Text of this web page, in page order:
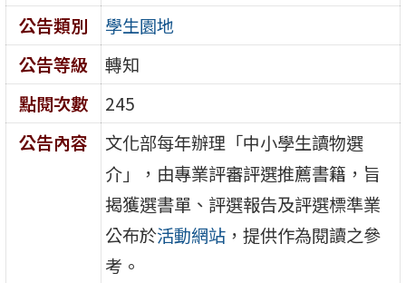
公告類別
學生園地
公告等級
轉知
點閱次數
245
公告內容
文化部每年辦理「中小學生讀物選
介」，由專業評審評選推薦書籍，旨
揭獲選書單、評選報告及評選標準業
公布於活動網站 ，提供作為閱讀之參
考。